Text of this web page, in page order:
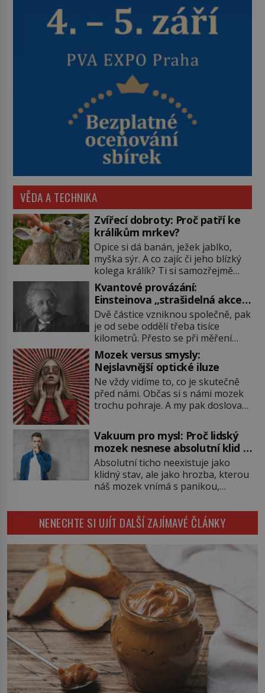
VĚDA A TECHNIKA
Zvířecí dobroty: Proč patří ke
králíkům mrkev?
Opice si dá banán, ježek jablko,
myška sýr. A co zajíc či jeho blízký
kolega králík? Ti si samozřejmě
pochutnají na mrkvi! Proč jsou
podobné představy o potravě
zvířat často spíš mýty? Pokud máte
doma králíka, mrkev mu dát
můžete. A nejspíš mu i bude
chutnat, ovšem měl by ji mít jen
jako občasný pamlsek. […]
Kvantové provázání:
Einsteinova „strašidelná akce
na dálku“ dál mate i fascinuje
vědce
Dvě částice vzniknou společně, pak
je od sebe oddělí třeba tisíce
kilometrů. Přesto se při měření
chovají, jako by mezi nimi
existovalo neviditelné pouto. Albert
Einstein tomu s jistou dávkou
ironie říká „strašidelná akce na
dálku“ a dlouhá desetiletí věří, že
musí existovat jednodušší
však ukazují, že kvantový svět
funguje jinak, než […]
Mozek versus smysly:
Nejslavnější optické iluze
Ne vždy vidíme to, co je skutečně
před námi. Občas si s námi mozek
trochu pohraje. A my pak doslova
vznikají ty nejpodivnější optické
iluze? Soustřeď se na to hlavní!
TROXLERŮV EFEKT Náš mozek
zvládne zpracovat hodně informací.
Všechny na světě ale nikoliv, musí
si vybírat! Jak to dělá? Když se […]
Vakuum pro mysl: Proč lidský
mozek nesnese absolutní klid a
začne si vymýšlet horory
Absolutní ticho neexistuje jako
klidný stav, ale jako hrozba, kterou
náš mozek vnímá s panikou,
začne okamžitě produkovat vlastní
děsivé iluze. Představte si místnost,
kde zmizí veškerý šum světa. Žádné
auta, žádný šepot, nic. Místo
vytoužené oázy klidu však
okamžitě nastoupí hluboké
znepokojení. Lidská mysl je totiž
evolučně nastavena na neustálý
[…]
NENECHTE SI UJÍT DALŠÍ ZAJÍMAVÉ ČLÁNKY